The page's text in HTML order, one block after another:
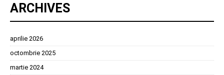
ARCHIVES
aprilie 2026
octombrie 2025
martie 2024